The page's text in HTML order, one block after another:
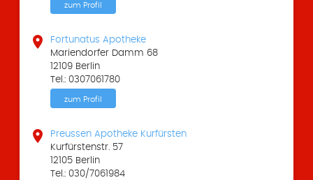
zum Profil

Fortunatus Apotheke
Mariendorfer Damm 68
12109 Berlin
Tel.: 0307061780
zum Profil

Preussen Apotheke Kurfürsten
Kurfürstenstr. 57
12105 Berlin
Tel.: 030/7061984